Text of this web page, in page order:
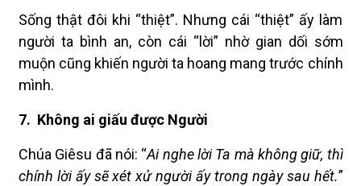
Sống thật đôi khi “thiệt”. Nhưng cái “thiệt” ấy làm
người ta bình an, còn cái “lời” nhờ gian dối sớm
muộn cũng khiến người ta hoang mang trước chính
mình.
7. Không ai giấu được Người
Chúa Giêsu đã nói: “Ai nghe lời Ta mà không giữ, thì
chính lời ấy sẽ xét xử người ấy trong ngày sau hết.”